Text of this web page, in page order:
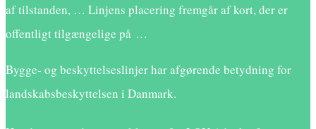
af tilstanden, … Linjens placering fremgår af kort, der er
offentligt tilgængelige på …
Bygge- og beskyttelseslinjer har afgørende betydning for
landskabsbeskyttelsen i Danmark.